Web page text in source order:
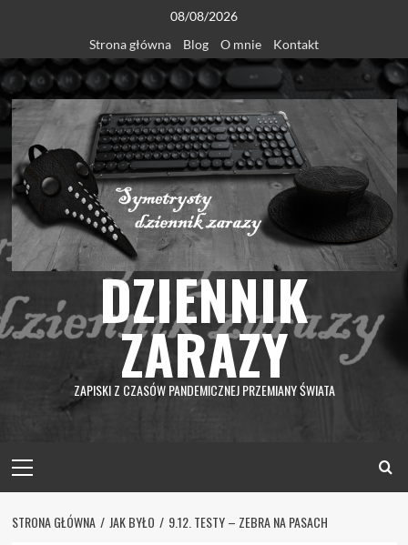
content
08/08/2026
Strona główna
Blog O mnie Kontakt
DZIENNIK
ZARAZY
ZAPISKI Z CZASÓW PANDEMICZNEJ PRZEMIANY ŚWIATA
Menu
STRONA GŁÓWNA JAK BYŁO 9.12. TESTY – ZEBRA NA PASACH